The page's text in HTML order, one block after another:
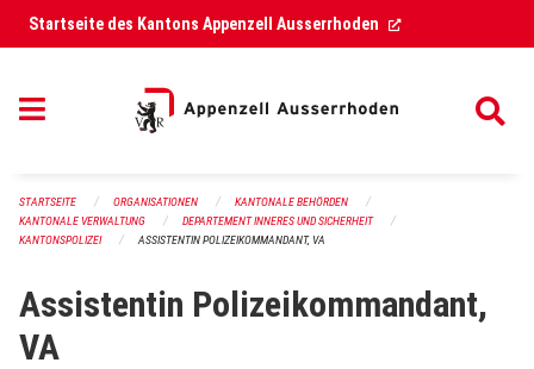
Navigation überspringen
Startseite des Kantons Appenzell Ausserrhoden (External Link)
STARTSEITE ORGANISATIONEN
KANTONALE BEHÖRDEN
KANTONALE VERWALTUNG
DEPARTEMENT INNERES UND SICHERHEIT
KANTONSPOLIZEI
ASSISTENTIN POLIZEIKOMMANDANT, VA
Assistentin Polizeikommandant,
VA